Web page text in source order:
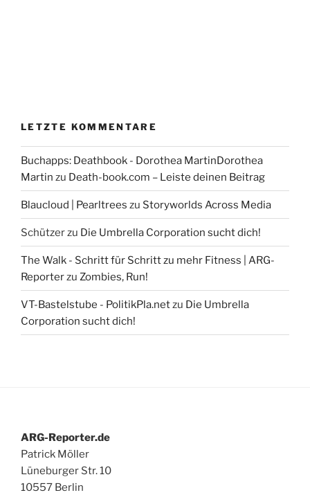
LETZTE KOMMENTARE
Buchapps: Deathbook - Dorothea MartinDorothea
Martin zu Death-book.com – Leiste deinen Beitrag
Blaucloud | Pearltrees zu Storyworlds Across Media
Schützerzu Die Umbrella Corporation sucht dich!
The Walk - Schritt für Schritt zu mehr Fitness | ARG-
Reporterzu Zombies, Run!
VT-Bastelstube - PolitikPla.netzu Die Umbrella
Corporation sucht dich!
ARG-Reporter.de
Patrick Möller
Lüneburger Str. 10
10557 Berlin